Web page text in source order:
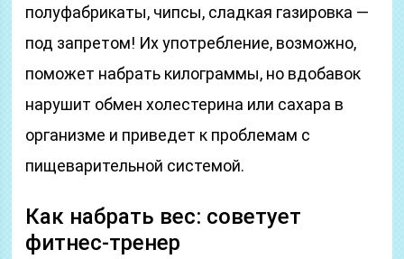
полуфабрикаты, чипсы, сладкая газировка —
под запретом! Их употребление, возможно,
поможет набрать килограммы, но вдобавок
нарушит обмен холестерина или сахара в
организме и приведет к проблемам с
пищеварительной системой.
Как набрать вес: советует
фитнес-тренер